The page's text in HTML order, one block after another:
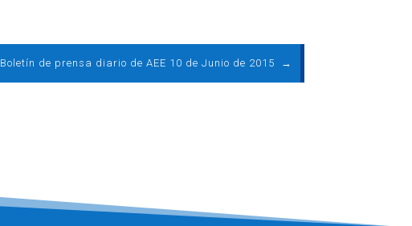
Boletín de prensa diario de AEE 10 de Junio de 2015 →